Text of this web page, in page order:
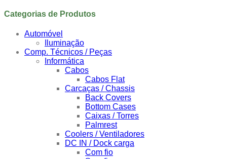
Categorias de Produtos
Automóvel
Iluminação
Comp. Técnicos / Peças
Informática
Cabos
Cabos Flat
Carcaças / Chassis
Back Covers
Bottom Cases
Caixas / Torres
Palmrest
Coolers / Ventiladores
DC IN / Dock carga
Com fio